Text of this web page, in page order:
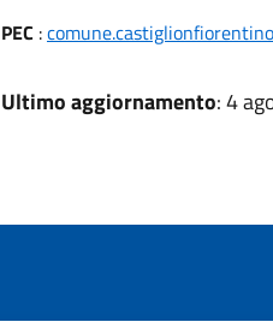
PEC :
Ultimo aggiornamento: 4